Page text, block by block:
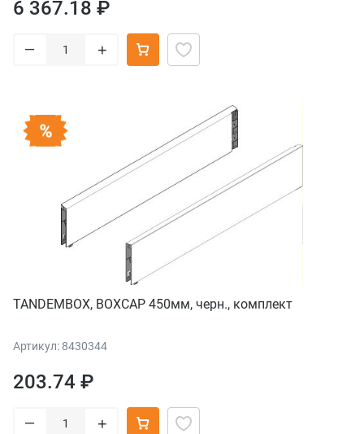
6 367.18 ₽
– +
TANDEMBOX, BOXCAP 450мм, черн., комплект
Артикул: 8430344
203.74 ₽
– +